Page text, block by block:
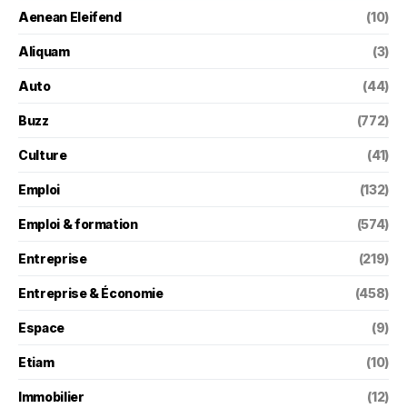
Aenean Eleifend (10)
Aliquam (3)
Auto (44)
Buzz (772)
Culture (41)
Emploi (132)
Emploi & formation (574)
Entreprise (219)
Entreprise & Économie (458)
Espace (9)
Etiam (10)
Immobilier (12)